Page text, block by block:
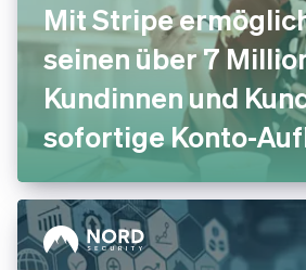
Mit Stripe
seinen über 7
Kundinnen und
sofortige Konto-